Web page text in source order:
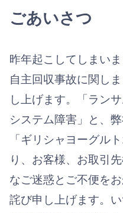
ごあいさつ
昨年起こしてしまい
自主回収事故に関し
し上げます。「ラン
システム障害」と、
「ギリシャヨーグル
り、お客様、お取引
なご迷惑とご不便を
詫び申し上げます。